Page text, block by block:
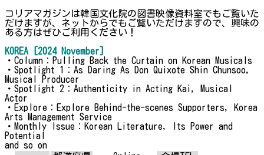
コリアマガジンは韓国文化院の図書映像資料室でもご覧いた
だけますが、ネットからでもご覧いただけますので、興味の
ある方はぜひご利用ください！
KOREA [2024 November]
・Column：Pulling Back the Curtain on Korean Musicals
・Spotlight 1：As Daring As Don Quixote Shin Chunsoo,
Musical Producer
・Spotlight 2：Authenticity in Acting Kai, Musical
Actor
・Explore：Explore Behind-the-scenes Supporters, Korea
Arts Management Service
・Monthly Issue：Korean Literature, Its Power and
Potential
and so on